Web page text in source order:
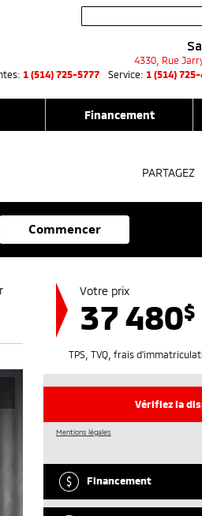
4330, Rue
1 (514) 725-5777 Service: 1 (514)
Financement
PARTAGEZ
Commencer
Votre prix
37 480$
Vérifiez la
Mentions légales
Financement